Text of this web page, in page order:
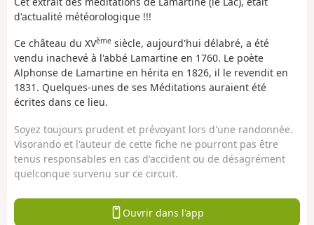
d'actualité météorologique !!!
Ce château du XVème siècle, aujourd'hui délabré, a été
vendu inachevé à l'abbé Lamartine en 1760. Le poète
Alphonse de Lamartine en hérita en 1826, il le revendit en
1831. Quelques-unes de ses Méditations auraient été
écrites dans ce lieu.
Soyez toujours prudent et prévoyant lors d'une randonnée.
Visorando et l'auteur de cette fiche ne pourront pas être
tenus responsables en cas d'accident ou de désagrément
quelconque survenu sur ce circuit.
Ouvrir dans l'app